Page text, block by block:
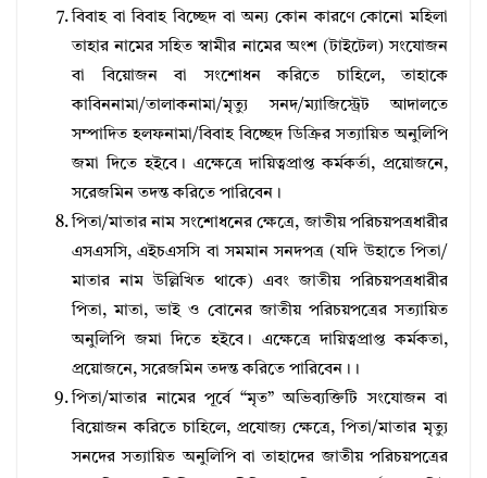
বিবাহ বা বিবাহ বিচ্ছেদ বা অন্য কোন কারণে কোনাে মহিলা
তাহার নামের সহিত স্বামীর নামের অংশ (টাইটেল) সংযােজন
বা বিয়ােজন বা সংশােধন করিতে চাহিলে, তাহাকে
কাবিননামা/তালাকনামা/মৃত্যু সনদ/ম্যাজিস্ট্রেট আদালতে
সম্পাদিত হলফনামা/বিবাহ বিচ্ছেদ ডিক্রির সত্যায়িত অনুলিপি
জমা দিতে হইবে। এক্ষেত্রে দায়িত্বপ্রাপ্ত কর্মকর্তা, প্রয়ােজনে,
সরেজমিন তদন্ত করিতে পারিবেন।
পিতা/মাতার নাম সংশােধনের ক্ষেত্রে, জাতীয় পরিচয়পত্রধারীর
এসএসসি, এইচএসসি বা সমমান সনদপত্র (যদি উহাতে পিতা/
মাতার নাম উল্লিখিত থাকে) এবং জাতীয় পরিচয়পত্রধারীর
পিতা, মাতা, ভাই ও বােনের জাতীয় পরিচয়পত্রের সত্যায়িত
অনুলিপি জমা দিতে হইবে। এক্ষেত্রে দায়িত্বপ্রাপ্ত কর্মকতা,
প্রয়ােজনে, সরেজমিন তদন্ত করিতে পারিবেন।।
পিতা/মাতার নামের পূর্বে “মৃত” অভিব্যক্তিটি সংযােজন বা
বিয়ােজন করিতে চাহিলে, প্রযােজ্য ক্ষেত্রে, পিতা/মাতার মৃত্যু
সনদের সত্যায়িত অনুলিপি বা তাহাদের জাতীয় পরিচয়পত্রের